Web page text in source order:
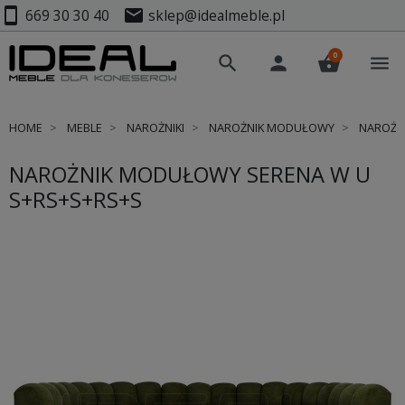
smartphone 669 30 30 40 mail sklep@idealmeble.pl
search person shopping_basket
0 menu
HOME MEBLE NAROŻNIKI NAROŻNIK MODUŁOWY
NAROŻNIK MODUŁOWY SERENA W U
S+RS+S+RS+S